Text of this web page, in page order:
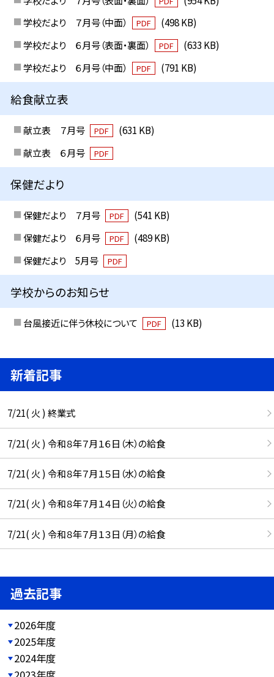
学校だより ７月号（中面）
PDF
(498 KB)
学校だより ６月号（表面・裏面）
PDF
(633 KB)
学校だより ６月号（中面）
PDF (791 KB)
給食献立表
献立表 ７月号 PDF
(631 KB)
献立表 ６月号
PDF
保健だより
保健だより ７月号 PDF
(541 KB)
保健だより ６月号
PDF
(489 KB)
保健だより 5月号
PDF
学校からのお知らせ
台風接近に伴う休校について PDF (13 KB)
新着記事
7/21( 火 ) 終業式
7/21( 火 ) 令和８年７月１６日（木）の給食
7/21( 火 ) 令和８年７月１５日（水）の給食
7/21( 火 ) 令和８年７月１４日（火）の給食
7/21( 火 ) 令和８年７月１３日（月）の給食
過去記事
2026年度
2025年度
2024年度